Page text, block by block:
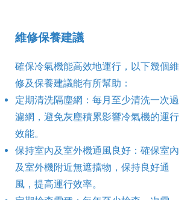
維修保養建議
確保冷氣機能高效地運行，以下幾個維
修及保養建議能有所幫助：
定期清洗隔塵網：每月至少清洗一次過
濾網，避免灰塵積累影響冷氣機的運行
效能。
保持室內及室外機通風良好：確保室內
及室外機附近無遮擋物，保持良好通
風，提高運行效率。